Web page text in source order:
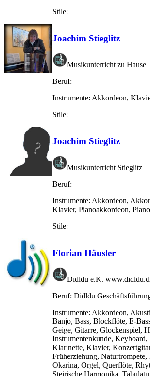
Stile:
Joachim Stieglitz
Musikunterricht zu Hause
Beruf:
Instrumente: Akkordeon,
Stile:
Joachim Stieglitz
Musikunterricht Stieglitz
Beruf:
Instrumente: Akkordeon,
Klavier, Pianoakkordeon,
Stile:
Florian Häusler
Didldu e.K.
Beruf: Didldu
Instrumente: Akkordeon,
Banjo, Bass, Blockflöte, E-
Geige, Gitarre, Glockenspiel,
Instrumentenkunde, Keyboard,
Klarinette, Klavier,
Früherziehung, Naturtrompete,
Okarina, Orgel, Querflöte,
Steirische Harmonika,